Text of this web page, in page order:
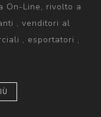
On-Line, rivolto a
, venditori al
, esportatori ,